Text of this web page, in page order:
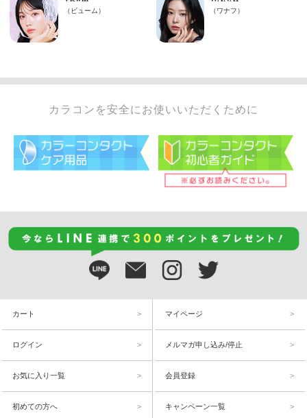
カラコンを安全にお使いいただくために
カート マイページ
ログイン メルマガ申し込み/停止
お気に入り一覧 会員登録
初めての方へ キャンペーン一覧